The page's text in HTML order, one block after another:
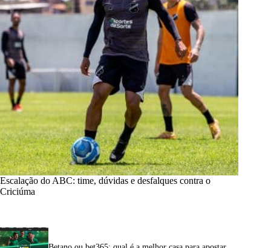
Escalação do ABC: time, dúvidas e desfalques contra o
Criciúma